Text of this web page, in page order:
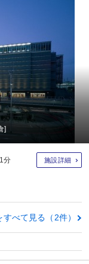
]
分 施設詳細
すべて見る（2件）